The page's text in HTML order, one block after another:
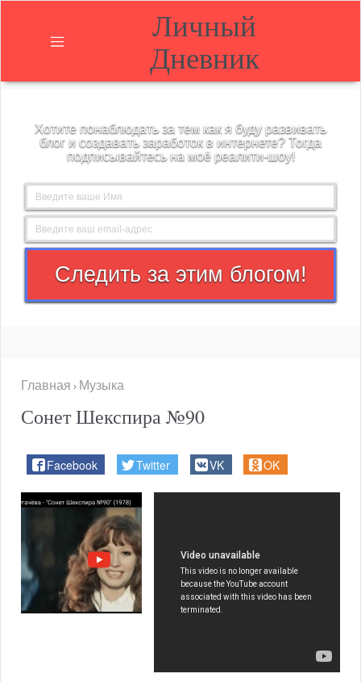
О
блоге
Блог
Контакты
Личный
Дневник
Хотите понаблюдать за тем как я буду развивать
блог и создавать заработок в интернете? Тогда
подписывайтесь на моё реалити-шоу!
Главная › Музыка
Сонет Шекспира №90
Facebook Twitter VK OK